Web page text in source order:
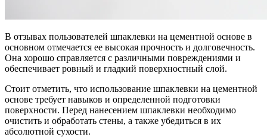
В отзывах пользователей шпаклевки на цементной основе в
основном отмечается ее высокая прочность и долговечность.
Она хорошо справляется с различными повреждениями и
обеспечивает ровный и гладкий поверхностный слой.
Стоит отметить, что использование шпаклевки на цементной
основе требует навыков и определенной подготовки
поверхности. Перед нанесением шпаклевки необходимо
очистить и обработать стены, а также убедиться в их
абсолютной сухости.